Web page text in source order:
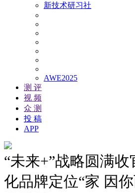
新技术研习社
AWE2025
测 评
视 频
众 测
投 稿
APP
“未来+”战略圆满收
化品牌定位“家 因